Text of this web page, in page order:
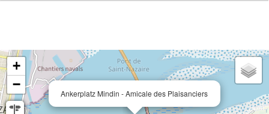
Ankerplatz Mindin - Amicale des Plaisanciers
+
−